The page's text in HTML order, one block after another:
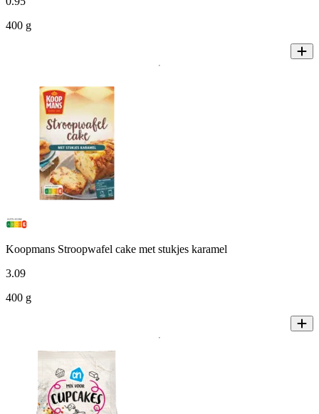
400 g
Koopmans Stroopwafel cake met stukjes karamel
3.09
400 g